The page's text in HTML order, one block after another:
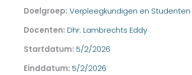
Doelgroep: Verpleegkundigen en Studenten
Docenten: Dhr. Lambrechts Eddy
Startdatum: 5/2/2026
Einddatum: 5/2/2026